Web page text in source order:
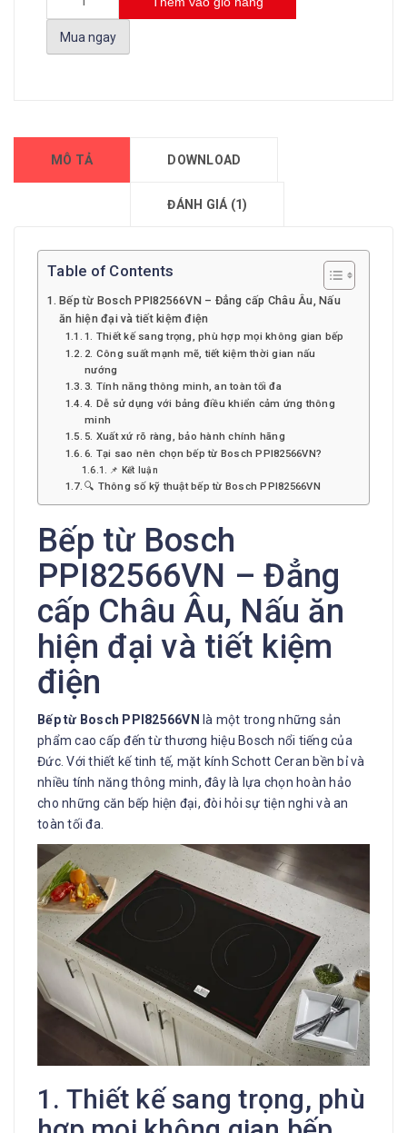
Mua ngay
MÔ TẢ DOWNLOAD
ĐÁNH GIÁ (1)
Table of Contents
Bếp từ Bosch PPI82566VN – Đẳng cấp Châu Âu, Nấu
ăn hiện đại và tiết kiệm điện
1. Thiết kế sang trọng, phù hợp mọi không gian bếp
2. Công suất mạnh mẽ, tiết kiệm thời gian nấu
nướng
3. Tính năng thông minh, an toàn tối đa
4. Dễ sử dụng với bảng điều khiển cảm ứng thông
minh
5. Xuất xứ rõ ràng, bảo hành chính hãng
6. Tại sao nên chọn bếp từ Bosch PPI82566VN?
📌 Kết luận
🔍 Thông số kỹ thuật bếp từ Bosch PPI82566VN
Bếp từ Bosch
PPI82566VN – Đẳng
cấp Châu Âu, Nấu ăn
hiện đại và tiết kiệm
điện
Bếp từ Bosch PPI82566VN là một trong những sản
phẩm cao cấp đến từ thương hiệu Bosch nổi tiếng của
Đức. Với thiết kế tinh tế, mặt kính Schott Ceran bền bỉ và
nhiều tính năng thông minh, đây là lựa chọn hoàn hảo
cho những căn bếp hiện đại, đòi hỏi sự tiện nghi và an
toàn tối đa.
1. Thiết kế sang trọng, phù